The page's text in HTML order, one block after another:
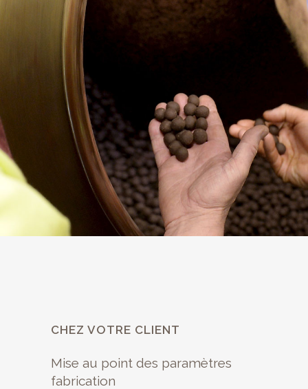
CHEZ VOTRE CLIENT
Mise au point des paramètres
fabrication